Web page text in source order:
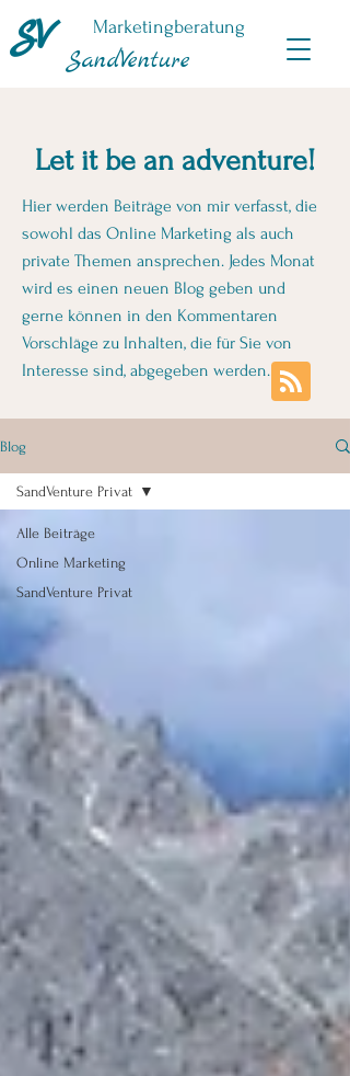
SandVenture
Marketingberatung
SV
Let it be an adventure!
Hier werden Beiträge von mir verfasst, die
sowohl das Online Marketing als auch
private Themen ansprechen. Jedes Monat
wird es einen neuen Blog geben und
gerne können in den Kommentaren
Vorschläge zu Inhalten, die für Sie von
Interesse sind, abgegeben werden.
Blog
Alle Beiträge
Online Marketing
SandVenture Privat
SandVenture Privat